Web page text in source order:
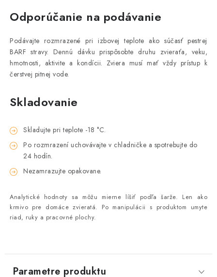
Odporúčanie na podávanie
Podávajte rozmrazené pri izbovej teplote ako súčasť pestrej
BARF stravy. Dennú dávku prispôsobte druhu zvieraťa, veku,
hmotnosti, aktivite a kondícii. Zviera musí mať vždy prístup k
čerstvej pitnej vode.
Skladovanie
Skladujte pri teplote -18 °C.
Po rozmrazení uchovávajte v chladničke a spotrebujte do
24 hodín.
Nezamrazujte opakovane.
Analytické hodnoty sa môžu mierne líšiť podľa šarže. Len ako
krmivo pre domáce zvieratá. Po manipulácii s produktom umyte
riad, ruky a pracovné plochy.
Parametre produktu